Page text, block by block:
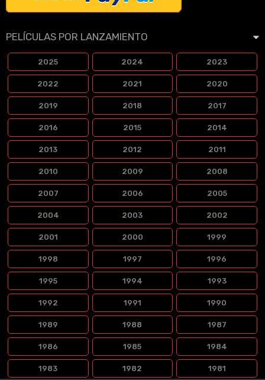
PELÍCULAS POR LANZAMIENTO
2025 2024 2023
2022 2021 2020
2019 2018 2017
2016 2015 2014
2013 2012 2011
2010 2009 2008
2007 2006 2005
2004 2003 2002
2001 2000 1999
1998 1997 1996
1995 1994 1993
1992 1991 1990
1989 1988 1987
1986 1985 1984
1983 1982 1981